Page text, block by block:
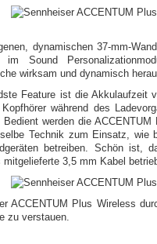
dynamischen 37-mm-
im Sound
wirksam und dynamisch
Feature ist die Akkulaufzeit
während des
Bedient werden die
Technik zum Einsatz, wie
betreiben. Schön ist,
3,5 mm Kabel
ACCENTUM Plus Wireless
zu verstauen.